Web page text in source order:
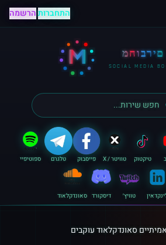
התחברות|הרשמה
M מחוברים
SOCIAL MEDIA
טיקטוק טוויטר / X פייסבוק טלגרם ספוטיפיי
טוויץ׳ דיסקורד סאונדקלאוד
אמיתיים סאונדקלאוד עוקבים